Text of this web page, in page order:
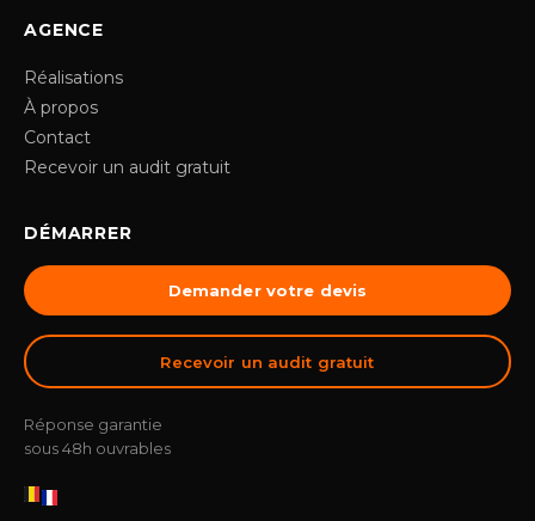
AGENCE
Réalisations
À propos
Contact
Recevoir un audit gratuit
DÉMARRER
Demander votre devis
Recevoir un audit gratuit
Réponse garantie
sous 48h ouvrables